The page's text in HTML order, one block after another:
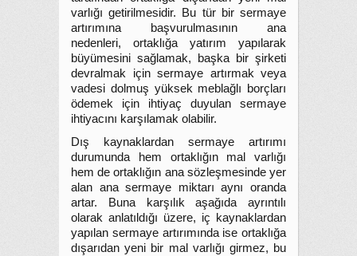
varlığı getirilmesidir. Bu tür bir sermaye
artırımına başvurulmasının ana
nedenleri, ortaklığa yatırım yapılarak
büyümesini sağlamak, başka bir şirketi
devralmak için sermaye artırmak veya
vadesi dolmuş yüksek meblağlı borçları
ödemek için ihtiyaç duyulan sermaye
ihtiyacını karşılamak olabilir.
Dış kaynaklardan sermaye artırımı
durumunda hem ortaklığın mal varlığı
hem de ortaklığın ana sözleşmesinde yer
alan ana sermaye miktarı aynı oranda
artar. Buna karşılık aşağıda ayrıntılı
olarak anlatıldığı üzere, iç kaynaklardan
yapılan sermaye artırımında ise ortaklığa
dışarıdan yeni bir mal varlığı girmez, bu